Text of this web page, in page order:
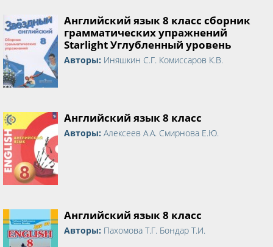
Английский язык 8 класс сборник
грамматических упражнений
Starlight Углубленный уровень
Авторы: Иняшкин С.Г. Комиссаров К.В.
Английский язык 8 класс
Авторы: Алексеев А.А. Смирнова Е.Ю.
Английский язык 8 класс
Авторы: Пахомова Т.Г. Бондар Т.И.